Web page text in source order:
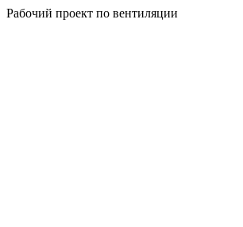
Рабочий проект по вентиляции